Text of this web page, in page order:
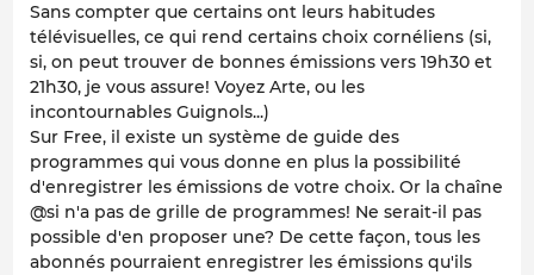
Sans compter que certains ont leurs habitudes
télévisuelles, ce qui rend certains choix cornéliens (si,
si, on peut trouver de bonnes émissions vers 19h30 et
21h30, je vous assure! Voyez Arte, ou les
incontournables Guignols...)
Sur Free, il existe un système de guide des
programmes qui vous donne en plus la possibilité
d'enregistrer les émissions de votre choix. Or la chaîne
@si n'a pas de grille de programmes! Ne serait-il pas
possible d'en proposer une? De cette façon, tous les
abonnés pourraient enregistrer les émissions qu'ils